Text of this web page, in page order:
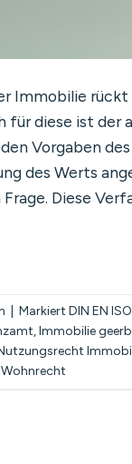
Immobilie
für diese ist
Vorgaben
des Werts
Diese
Markiert DIN EN
,Immobilie
Wohnrecht